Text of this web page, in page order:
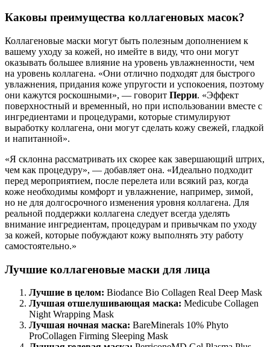
Каковы преимущества коллагеновых масок?
Коллагеновые маски могут быть полезным дополнением к
вашему уходу за кожей, но имейте в виду, что они могут
оказывать большее влияние на уровень увлажненности, чем
на уровень коллагена. «Они отлично подходят для быстрого
увлажнения, придания коже упругости и успокоения, поэтому
они кажутся роскошными», — говорит Перри. «Эффект
поверхностный и временный, но при использовании вместе с
ингредиентами и процедурами, которые стимулируют
выработку коллагена, они могут сделать кожу свежей, гладкой
и напитанной».
«Я склонна рассматривать их скорее как завершающий штрих,
чем как процедуру», — добавляет она. «Идеально подходит
перед мероприятием, после перелета или всякий раз, когда
коже необходимы комфорт и увлажнение, например, зимой,
но не для долгосрочного изменения уровня коллагена. Для
реальной поддержки коллагена следует всегда уделять
внимание ингредиентам, процедурам и привычкам по уходу
за кожей, которые побуждают кожу выполнять эту работу
самостоятельно.»
Лучшие коллагеновые маски для лица
Лучшие в целом: Biodance Bio Collagen Real Deep Mask
Лучшая отшелушивающая маска: Medicube Collagen
Night Wrapping Mask
Лучшая ночная маска: BareMinerals 10% Phyto
ProCollagen Firming Sleeping Mask